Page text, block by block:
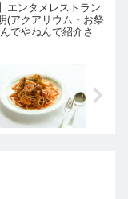
エンタメレストラン
(アクアリウム・お祭
でやねんで紹介され